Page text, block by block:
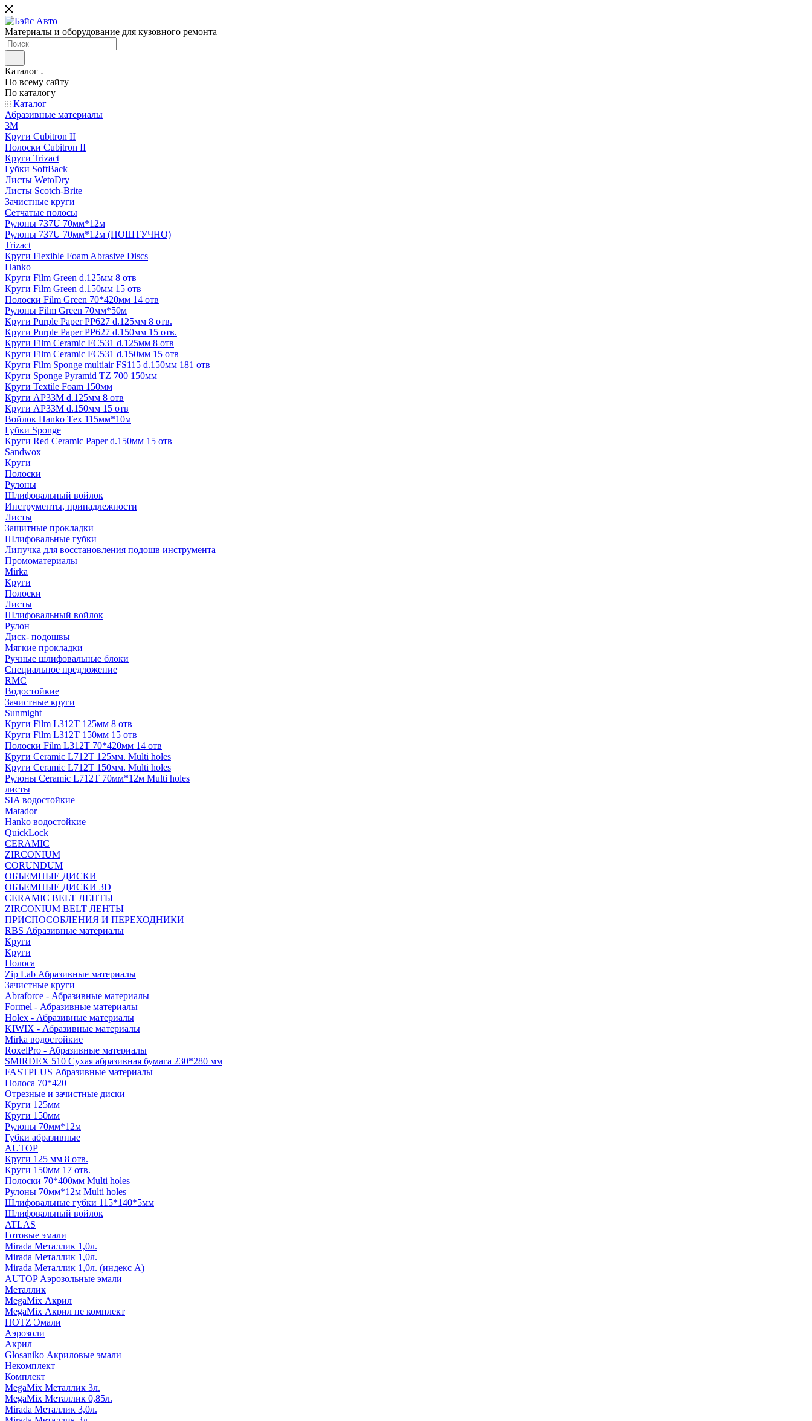
Материалы и оборудование для кузовного ремонта
Каталог
По всему сайту
По каталогу
Каталог
Абразивные материалы
3M
Круги Cubitron II
Полоски Cubitron II
Круги Trizact
Губки SoftBack
Листы WetoDry
Листы Scotch-Brite
Зачистные круги
Сетчатые полосы
Рулоны 737U 70мм*12м
Рулоны 737U 70мм*12м (ПОШТУЧНО)
Trizact
Круги Flexible Foam Abrasive Discs
Hanko
Круги Film Green d.125мм 8 отв
Круги Film Green d.150мм 15 отв
Полоски Film Green 70*420мм 14 отв
Рулоны Film Green 70мм*50м
Круги Purple Paper PP627 d.125мм 8 отв.
Круги Purple Paper PP627 d.150мм 15 отв.
Круги Film Ceramic FC531 d.125мм 8 отв
Круги Film Ceramic FC531 d.150мм 15 отв
Круги Film Sponge multiair FS115 d.150мм 181 отв
Круги Sponge Pyramid TZ 700 150мм
Круги Textile Foam 150мм
Круги AP33M d.125мм 8 отв
Круги AP33M d.150мм 15 отв
Войлок Hanko Tех 115мм*10м
Губки Sponge
Круги Red Ceramic Paper d.150мм 15 отв
Sandwox
Круги
Полоски
Рулоны
Шлифовальный войлок
Инструменты, принадлежности
Листы
Защитные прокладки
Шлифовальные губки
Липучка для восстановления подошв инструмента
Промоматериалы
Mirka
Круги
Полоски
Листы
Шлифовальный войлок
Рулон
Диск- подошвы
Мягкие прокладки
Ручные шлифовальные блоки
Специальное предложение
RMC
Водостойкие
Зачистные круги
Sunmight
Круги Film L312T 125мм 8 отв
Круги Film L312T 150мм 15 отв
Полоски Film L312T 70*420мм 14 отв
Круги Ceramic L712T 125мм. Multi holes
Круги Ceramic L712T 150мм. Multi holes
Рулоны Ceramic L712T 70мм*12м Multi holes
листы
SIA водостойкие
Matador
Hanko водостойкие
QuickLock
CERAMIC
ZIRCONIUM
СORUNDUM
ОБЪЕМНЫЕ ДИСКИ
ОБЪЕМНЫЕ ДИСКИ 3D
CERAMIC BELT ЛЕНТЫ
ZIRCONIUM BELT ЛЕНТЫ
ПРИСПОСОБЛЕНИЯ И ПЕРЕХОДНИКИ
RBS Абразивные материалы
Круги
Круги
Полоса
Zip Lab Абразивные материалы
Зачистные круги
Abraforce - Абразивные материалы
Formel - Абразивные материалы
Holex - Абразивные материалы
KIWIX - Абразивные материалы
Mirka водостойкие
RoxelPro - Абразивные материалы
SMIRDEX 510 Сухая абразивная бумага 230*280 мм
FASTPLUS Абразивные материалы
Полоса 70*420
Отрезные и зачистные диски
Круги 125мм
Круги 150мм
Рулоны 70мм*12м
Губки абразивные
AUTOP
Круги 125 мм 8 отв.
Круги 150мм 17 отв.
Полоски 70*400мм Multi holes
Рулоны 70мм*12м Multi holes
Шлифовальные губки 115*140*5мм
Шлифовальный войлок
ATLAS
Готовые эмали
Mirada Металлик 1,0л.
Mirada Металлик 1,0л.
Mirada Металлик 1,0л. (индекс А)
AUTOP Аэрозольные эмали
Металлик
MegaMix Акрил
MegaMix Акрил не комплект
HOTZ Эмали
Аэрозоли
Акрил
Glosaniko Акриловые эмали
Некомплект
Комплект
MegaMix Металлик 3л.
MegaMix Металлик 0,85л.
Mirada Металлик 3,0л.